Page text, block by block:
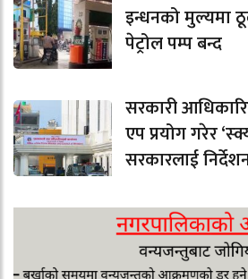
इन्धनको मुल्यमा
पेट्रोल पम्प बन्द
सरकारी
एप प्रयोग गरेर
सरकारलाई